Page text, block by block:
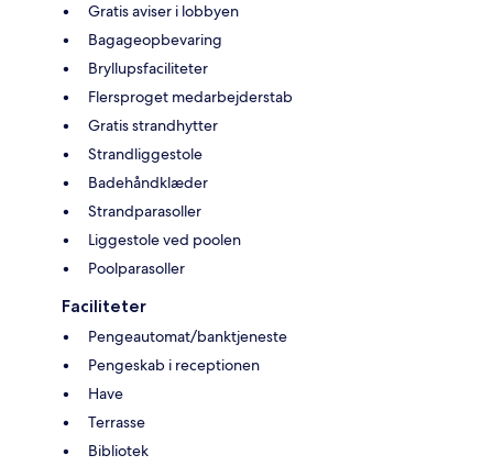
Gratis aviser i lobbyen
Bagageopbevaring
Bryllupsfaciliteter
Flersproget medarbejderstab
Gratis strandhytter
Strandliggestole
Badehåndklæder
Strandparasoller
Liggestole ved poolen
Poolparasoller
Faciliteter
Pengeautomat/banktjeneste
Pengeskab i receptionen
Have
Terrasse
Bibliotek